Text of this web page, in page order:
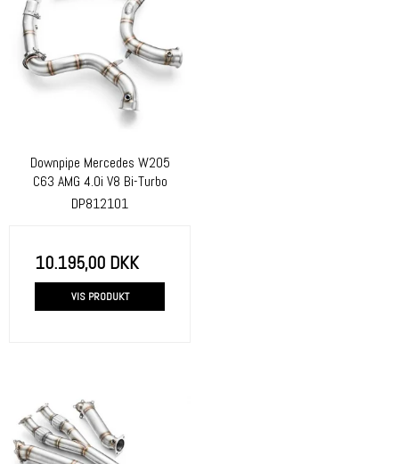
Downpipe Mercedes W205
C63 AMG 4.0i V8 Bi-Turbo
DP812101
10.195,00 DKK
VIS PRODUKT